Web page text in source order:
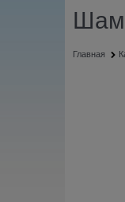
Главная